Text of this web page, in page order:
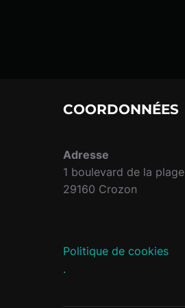
COORDONNÉES
Adresse
1 boulevard de la plage
29160 Crozon
Politique de cookies
.